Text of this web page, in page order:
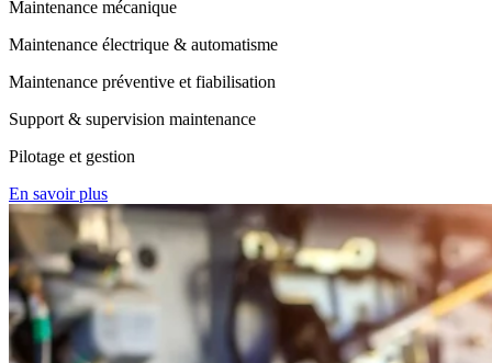
Maintenance mécanique
Maintenance électrique & automatisme
Maintenance préventive et fiabilisation
Support & supervision maintenance
Pilotage et gestion
En savoir plus